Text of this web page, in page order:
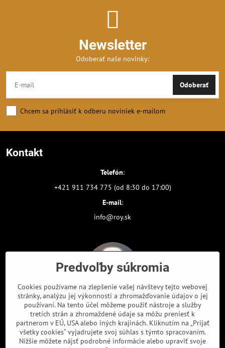
Newsletter
Odoberať naše novinky:
Odoberať
Chcem sa prihlásiť k odberu noviniek e-mailom
Kontakt
Telefón:
+421 911 734 775 (od 8:30 do 17:00)
E-mail:
info@roy.sk
Odkazy
Predvoľby súkromia
Cookies používame na zlepšenie vašej návštevy tejto webovej
stránky, analýzu jej výkonnosti a zhromažďovanie údajov o jej
používaní. Na tento účel môžeme použiť nástroje a služby
tretích strán a zhromaždené údaje sa môžu preniesť k
partnerom v EÚ, USA alebo iných krajinách. Kliknutím na „Prijať
všetky cookies“ vyjadrujete svoj súhlas s týmto spracovaním.
Nižšie môžete nájsť podrobné informácie alebo upraviť svoje